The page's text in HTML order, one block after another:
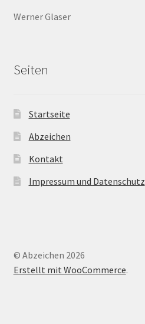
Werner Glaser
Seiten
Startseite
Abzeichen
Kontakt
Impressum und Datenschutz
© Abzeichen 2026
Erstellt mit WooCommerce.